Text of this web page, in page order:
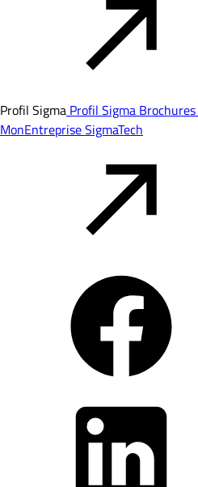
Profil Sigma Profil Sigma Brochures
MonEntrepriseSigmaTech